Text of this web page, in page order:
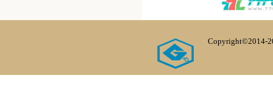
Copyright©2014-